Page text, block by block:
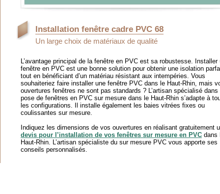
Installation fenêtre cadre PVC 68
Un large choix de matériaux de qualité
L’avantage principal de la fenêtre en PVC est sa robustesse. Installer
fenêtre en PVC est une bonne solution pour obtenir une isolation
tout en bénéficiant d’un matériau résistant aux intempéries. Vous
souhaiteriez faire installer une fenêtre PVC dans le Haut-Rhin, mais
ouvertures fenêtres ne sont pas standards ? L’artisan spécialisé dans
pose de fenêtres en PVC sur mesure dans le Haut-Rhin s’adapte à
les configurations. Il installe également les baies vitrées fixes ou
coulissantes sur mesure.
Indiquez les dimensions de vos ouvertures en réalisant gratuitement
devis pour l’installation de vos fenêtres sur mesure en PVC dans
Haut-Rhin. L’artisan spécialiste du sur mesure PVC vous apporte ses
conseils personnalisés.